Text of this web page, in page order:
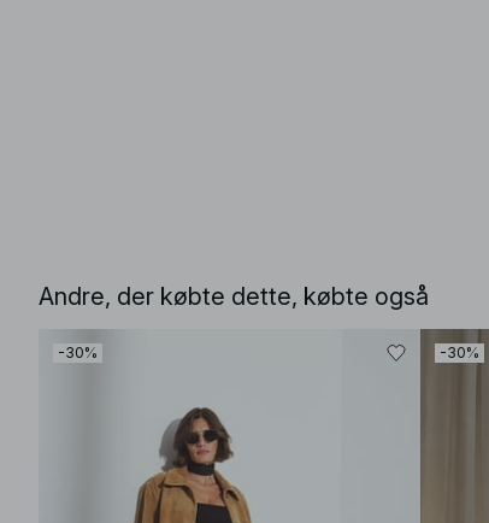
Andre, der købte dette, købte også
-30% -30%